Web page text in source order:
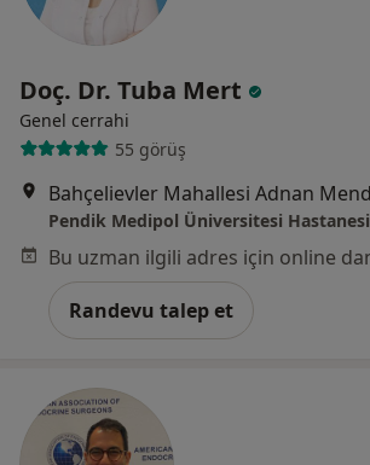
Doç. Dr. Tuba Mert
Genel cerrahi
55 görüş
Pendik Medipol Üniversitesi Hastanesi
Randevu talep et